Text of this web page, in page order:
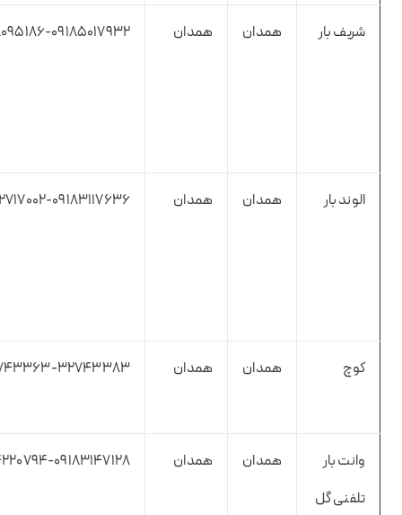
شریف بار همدان همدان ۳۲۶۷۰۴۹۵-
الوند بار همدان همدان ۳۲۷۱۷۰۰۱-۳۲۷۱۷۰۰۲-
کوچ همدان همدان ۳۲۷۴۳۳۶۳-
وانت بار
تلفنی گل
همدان همدان ۳۴۲۲۰۷۹۴-